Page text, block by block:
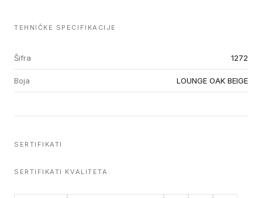
TEHNIČKE SPECIFIKACIJE
Šifra 1272
Boja LOUNGE OAK BEIGE
SERTIFIKATI
SERTIFIKATI KVALITETA